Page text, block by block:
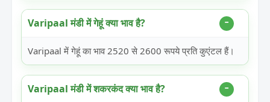
Varipaal मंडी में गेहूं क्या भाव है?
Varipaal में गेहूं का भाव 2520 से 2600 रूपये प्रति कुएंटल हैं।
Varipaal मंडी में शकरकंद क्या भाव है?